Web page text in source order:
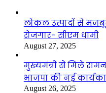
लोकल उत्पादों से
रोजगार- सीएम धामी
August 27, 2025
मुख्यमंत्री से मिले
भाजपा की नई
August 26, 2025